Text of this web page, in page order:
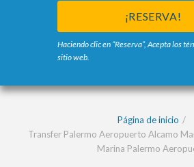
¡RESERVA!
Haciendo clic en “Reserva”, Acepta los
sitio web.
Página de inicio
Transfer Palermo Aeropuerto Alcamo
Marina Palermo